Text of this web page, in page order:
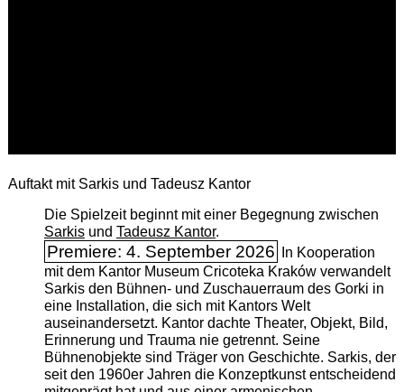
Auftakt mit Sarkis und Tadeusz Kantor
Die Spielzeit beginnt mit einer Begegnung zwischen
Sarkisund Tadeusz Kantor.
Premiere: 4. September 2026
In Kooperation
mit dem Kantor Museum Cricoteka Kraków verwandelt
Sarkis den Bühnen- und Zuschauerraum des Gorki in
eine Installation, die sich mit Kantors Welt
auseinandersetzt. Kantor dachte Theater, Objekt, Bild,
Erinnerung und Trauma nie getrennt. Seine
Bühnenobjekte sind Träger von Geschichte. Sarkis, der
seit den 1960er Jahren die Konzeptkunst entscheidend